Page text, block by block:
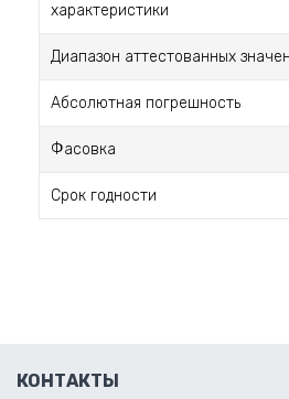
характеристики
Диапазон аттестованных
Абсолютная погрешность
Фасовка
Срок годности
КОНТАКТЫ